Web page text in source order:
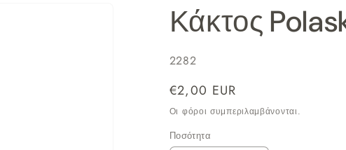
Κάκτος
SKU:
2282
Κανονική
τιμή
€2,00 EUR
Οι φόροι συμπεριλαμβάνονται.
Ποσότητα